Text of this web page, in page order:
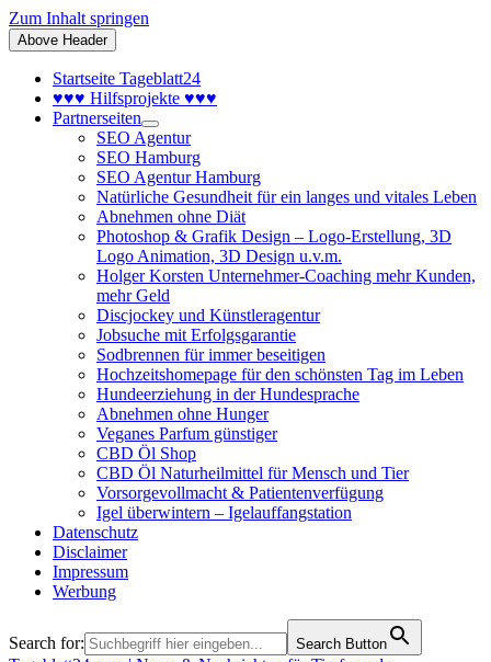
Zum Inhalt springen
Above Header
Startseite Tageblatt24
♥♥♥ Hilfsprojekte ♥♥♥
Partnerseiten
SEO Agentur
SEO Hamburg
SEO Agentur Hamburg
Natürliche Gesundheit für ein langes und vitales Leben
Abnehmen ohne Diät
Photoshop & Grafik Design – Logo-Erstellung, 3D
Logo Animation, 3D Design u.v.m.
Holger Korsten Unternehmer-Coaching mehr Kunden,
mehr Geld
Discjockey und Künstleragentur
Jobsuche mit Erfolgsgarantie
Sodbrennen für immer beseitigen
Hochzeitshomepage für den schönsten Tag im Leben
Hundeerziehung in der Hundesprache
Abnehmen ohne Hunger
Veganes Parfum günstiger
CBD Öl Shop
CBD Öl Naturheilmittel für Mensch und Tier
Vorsorgevollmacht & Patientenverfügung
Igel überwintern – Igelauffangstation
Datenschutz
Disclaimer
Impressum
Werbung
Search for: Search Button